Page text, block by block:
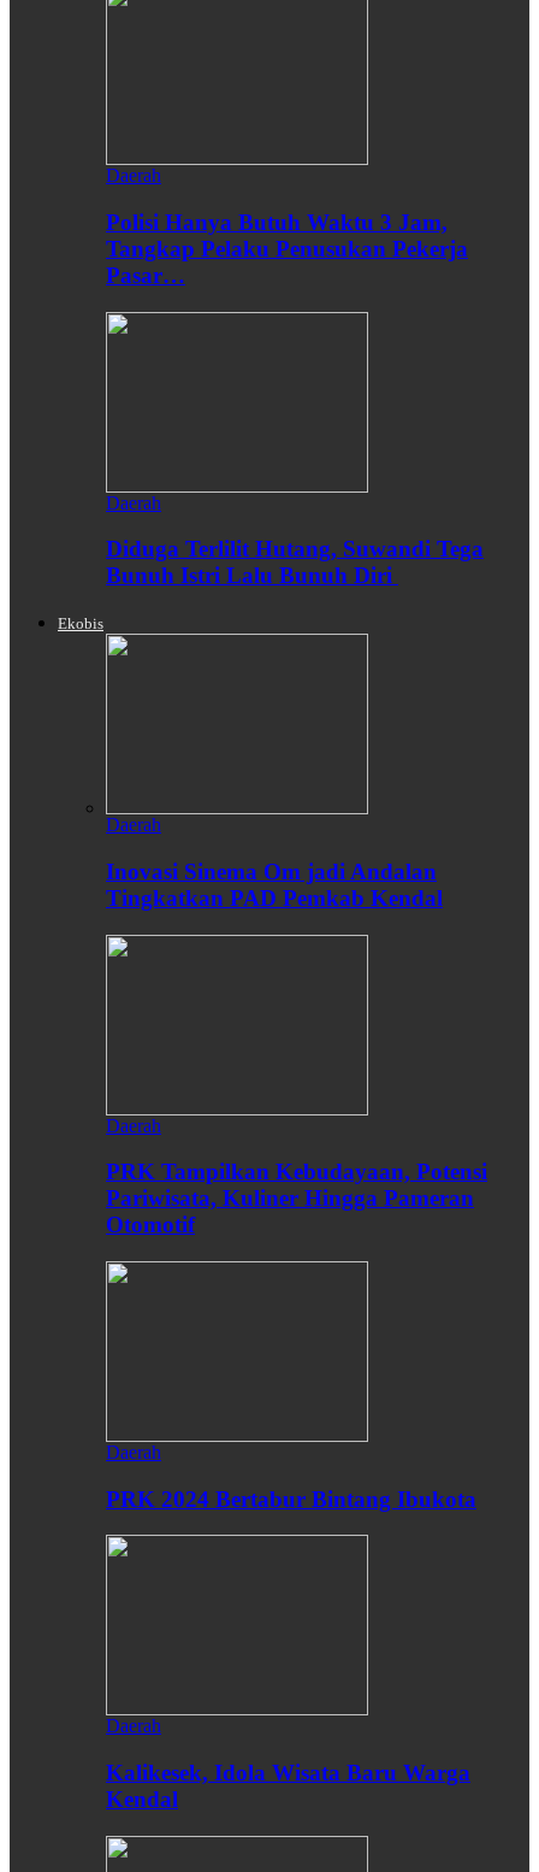
Daerah
Polisi Hanya Butuh Waktu 3 Jam,
Tangkap Pelaku Penusukan Pekerja
Pasar…
Daerah
Diduga Terlilit Hutang, Suwandi Tega
Bunuh Istri Lalu Bunuh Diri
Ekobis
Daerah
Inovasi Sinema Om jadi Andalan
Tingkatkan PAD Pemkab Kendal
Daerah
PRK Tampilkan Kebudayaan, Potensi
Pariwisata, Kuliner Hingga Pameran
Otomotif
Daerah
PRK 2024 Bertabur Bintang Ibukota
Daerah
Kalikesek, Idola Wisata Baru Warga
Kendal